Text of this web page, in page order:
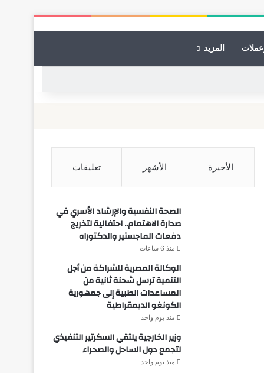
المزيد
الأخيرة الأشهر تعليقات
الصحة النفسية والإرشاد الأسري في
صدارة الاهتمام.. احتفالية لتخريج
دفعات الماجستير والدكتوراه
منذ 6 ساعات
الوكالة المصرية للشراكة من أجل
التنمية ترسل شحنة ثانية من
المساعدات الطبية إلى جمهورية
الكونغو الديمقراطية
منذ يوم واحد
وزير الخارجية يلتقي السكرتير التنفيذي
لتجمع دول الساحل والصحراء
منذ يوم واحد